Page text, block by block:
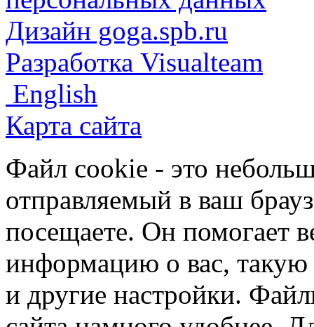
Дизайн goga.spb.ru
Разработка Visualteam
English
Карта сайта
Файл cookie - это
отправляемый в ваш
посещаете. Он помогает
информацию о вас, такую
и другие настройки.